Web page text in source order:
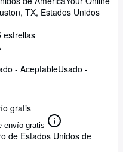
TX, Estados Unidos
estrellas
- AceptableUsado -
gratis
envío gratis
de Estados Unidos de